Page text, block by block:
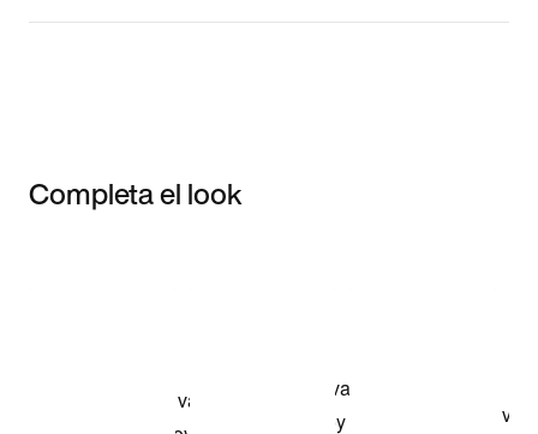
Completa el look